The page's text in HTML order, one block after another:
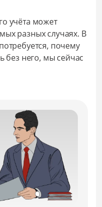
учёта может
разных случаях. В
почему
без него, мы сейчас